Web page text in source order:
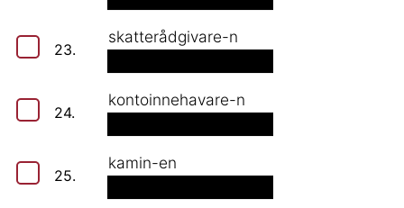
23.
skatterådgivare-n
24.
kontoinnehavare-n
25.
kamin-en